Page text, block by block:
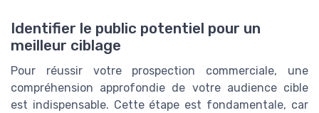
Identifier le public potentiel pour un
meilleur ciblage
Pour réussir votre prospection commerciale, une
compréhension approfondie de votre audience cible
est indispensable. Cette étape est fondamentale, car